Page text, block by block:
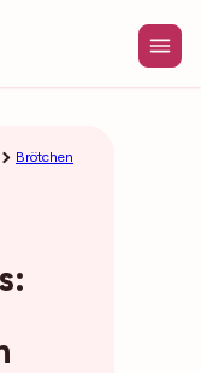
Brötchen